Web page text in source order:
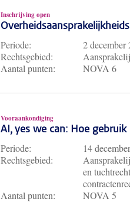
Inschrijving open
Periode:
2 december
Rechtsgebied:
Aantal punten:
NOVA 6
Vooraankondiging
AI, yes we can: Hoe
Periode:
14
Rechtsgebied:
en
Aantal punten:
NOVA 5